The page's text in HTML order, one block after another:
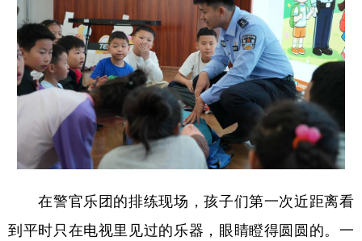
English Español Français عربى
Русский язык 日本語 한국어
Deutsch Português
在警官乐团的排练现场，孩子们第一次近距离看
到平时只在电视里见过的乐器，眼睛瞪得圆圆的。一